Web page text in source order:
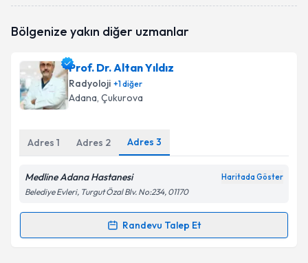
takvimi talebi oluşturun. Size bu uzmandan randevu
bilgilendireceğiz.
E-posta Adresiniz
Metni'ni okudum ve kişisel verilerimin belirtilen
kapsamda işlenmesini kabul ediyorum.
Takvim Talebini Gönder
Bölgenize yakın diğer uzmanlar
Prof. Dr. Altan Yıldız
Radyoloji +1diğer
Adana, Çukurova
Adres 1 Adres 2 Adres 3
Medline Adana Hastanesi Haritada Göster
Belediye Evleri, Turgut Özal Blv. No:234, 01170
Randevu Talep Et
Randevu Takvimi Talebi